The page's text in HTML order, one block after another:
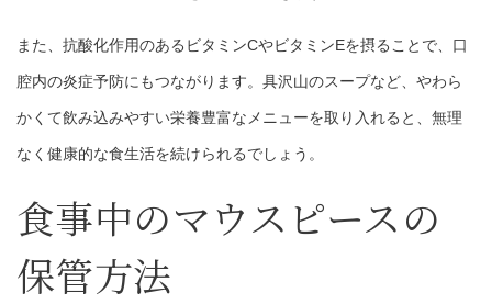
また、抗酸化作用のあるビタミンCやビタミンEを摂ることで、口
腔内の炎症予防にもつながります。具沢山のスープなど、やわら
かくて飲み込みやすい栄養豊富なメニューを取り入れると、無理
なく健康的な食生活を続けられるでしょう。
食事中のマウスピースの
保管方法